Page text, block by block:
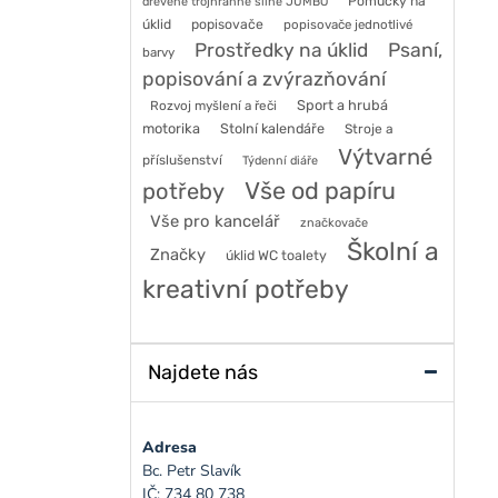
úklid
popisovače
popisovače jednotlivé
barvy
Prostředky na úklid
Psaní,
popisování a zvýrazňování
Rozvoj myšlení a řeči
Sport a hrubá
motorika
Stolní kalendáře
Stroje a
příslušenství
Týdenní diáře
Výtvarné
potřeby
Vše od papíru
Vše pro kancelář značkovače
Značky úklid WC toalety
Školní a
kreativní potřeby
Najdete nás
Adresa
Bc. Petr Slavík